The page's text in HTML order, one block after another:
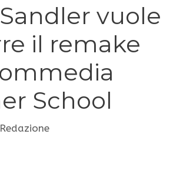
vuole
il remake
School
Redazione